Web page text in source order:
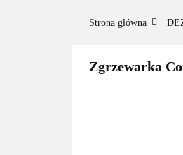
Strona główna
Zgrzewarka